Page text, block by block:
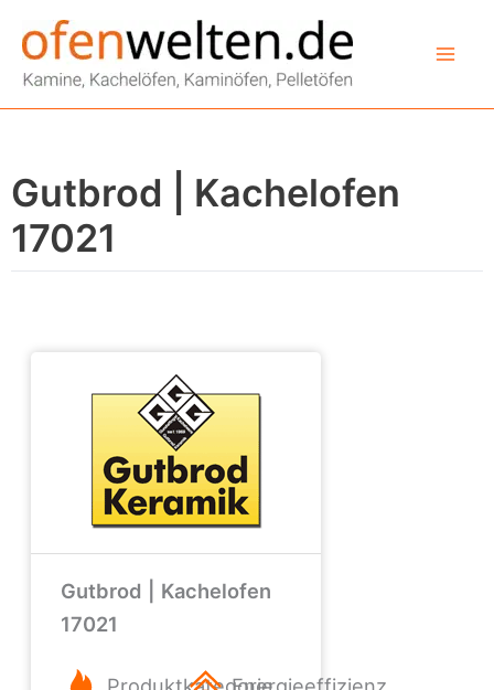
Inhalt
springen
Gutbrod | Kachelofen
17021
Gutbrod | Kachelofen
17021